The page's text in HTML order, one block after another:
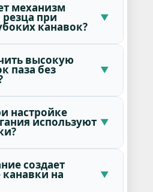
механизм
при
канавок?
высокую
паза без
настройке
используют
создает
на